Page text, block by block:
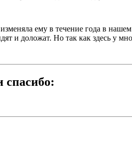
ему в течение года в нашем
и доложат. Но так как здесь у
cпасибо: